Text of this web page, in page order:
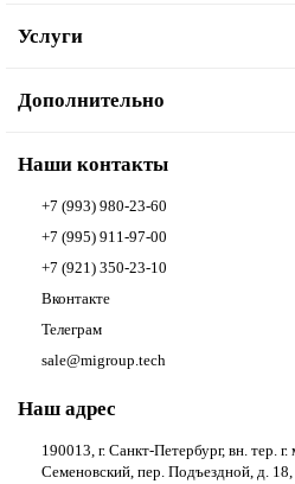
Услуги
Дополнительно
Наши контакты
+7 (993) 980-23-60
+7 (995) 911-97-00
+7 (921) 350-23-10
Вконтакте
Телеграм
sale@migroup.tech
Наш адрес
190013, г. Санкт-Петербург, вн. тер.
Семеновский, пер. Подъездной, д.